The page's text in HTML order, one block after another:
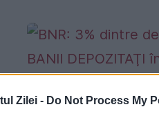
Zilei - Do Not Process My
BNR: 3% dintre
BANII